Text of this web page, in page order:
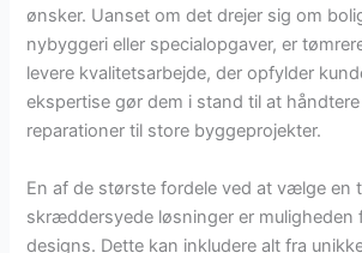
ønsker. Uanset om det drejer sig om
nybyggeri eller specialopgaver, er
levere kvalitetsarbejde, der opfylder
ekspertise gør dem i stand til at
reparationer til store byggeprojekter.
En af de største fordele ved at vælge en
skræddersyede løsninger er muligheden
designs. Dette kan inkludere alt fra